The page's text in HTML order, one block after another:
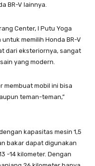
BR-V lainnya.
Center, I Putu Yoga
memilih Honda BR-V
dari eksteriornya, sangat
yang modern.
membuat mobil ini bisa
teman-teman,”
kapasitas mesin 1,5
bakar dapat digunakan
-14 kilometer. Dengan